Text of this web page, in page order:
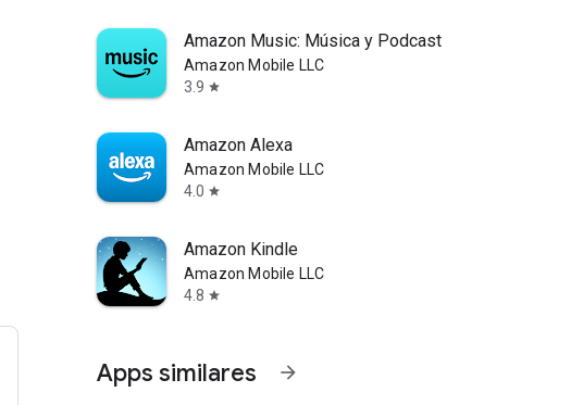
Amazon Music: Música y Podcast
Amazon Mobile LLC
3.9 star
Amazon Alexa
Amazon Mobile LLC
4.0 star
Amazon Kindle
Amazon Mobile LLC
4.8 star
Apps similares arrow_forward